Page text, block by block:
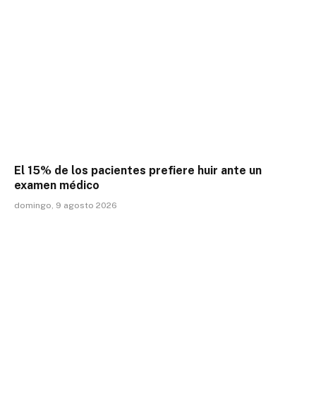
El 15% de los pacientes prefiere huir ante un
examen médico
domingo, 9 agosto 2026